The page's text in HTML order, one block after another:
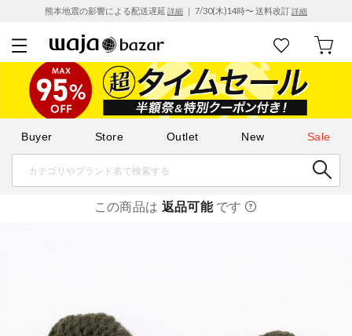
熊本地震の影響による配送遅延 詳細 ｜ 7/30(木)14時〜 送料改訂詳細
Buyer Store Outlet New Sale
この商品は 返品可能です